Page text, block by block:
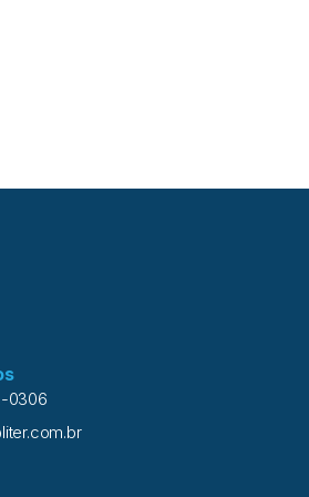
amplamente
este fim. Como o
Reação Hemolítica
0306